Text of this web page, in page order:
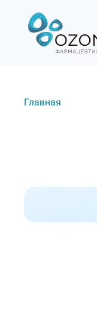
Главная